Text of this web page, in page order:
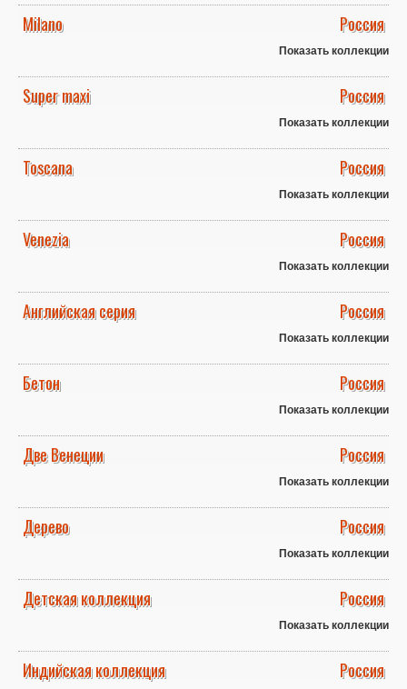
Milano Россия
Показать коллекции
Super maxi Россия
Показать коллекции
Toscana Россия
Показать коллекции
Venezia Россия
Показать коллекции
Английская серия Россия
Показать коллекции
Бетон Россия
Показать коллекции
Две Венеции Россия
Показать коллекции
Дерево Россия
Показать коллекции
Детская коллекция Россия
Показать коллекции
Индийская коллекция Россия